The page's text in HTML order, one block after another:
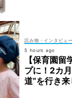
読み物・インタビュー
5 hours ago
【保育園留
プに！2カ
道”を行き